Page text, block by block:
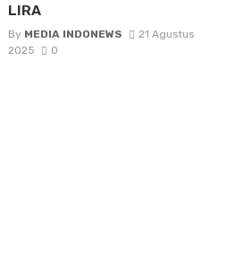
LIRA
By MEDIA INDONEWS
21 Agustus
2025
0